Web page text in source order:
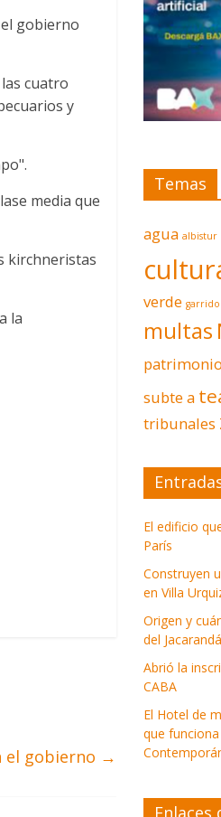
gobierno
cuatro
y
media que
kirchneristas
la
el gobierno →
Temas
agua albistur
verde garrido
multas
patrimonio
subte a
tribunales
El edificio
París
Construyen
en Villa
Origen y
del Jacarandá
Abrió la
CABA
El Hotel de
que